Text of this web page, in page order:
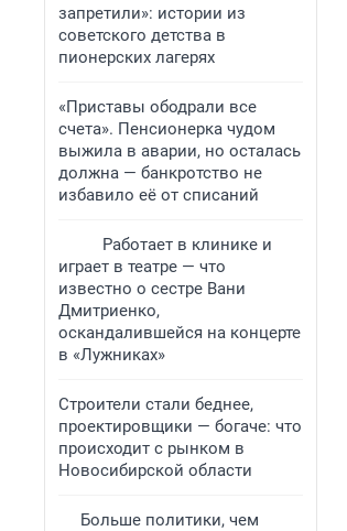
запретили»: истории из
советского детства в
пионерских лагерях
«Приставы ободрали все
счета». Пенсионерка чудом
выжила в аварии, но осталась
должна — банкротство не
избавило её от списаний
Работает в клинике и
играет в театре — что
известно о сестре Вани
Дмитриенко,
оскандалившейся на концерте
в «Лужниках»
Строители стали беднее,
проектировщики — богаче: что
происходит с рынком в
Новосибирской области
Больше политики, чем